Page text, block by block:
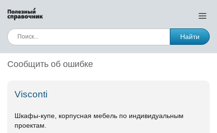
Найти
Сообщить об ошибке
Visconti
Шкафы-купе, корпусная мебель по индивидуальным
проектам.